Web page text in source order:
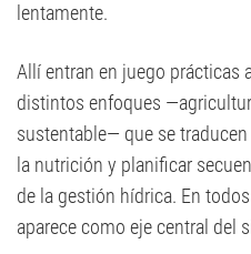
lentamente.
Allí entran en juego prácticas
distintos enfoques
sustentable— que se
la nutrición y planificar
de la gestión hídrica. En
aparece como eje central del